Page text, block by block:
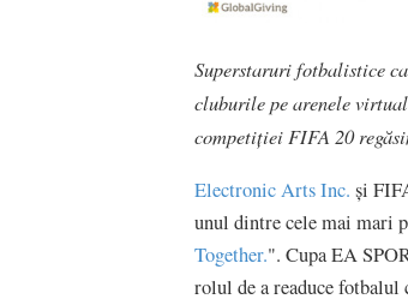
Superstaruri fotbalistice
cluburile pe arenele
competiției FIFA 20
Electronic Arts Inc. și
unul dintre cele mai mari
Together.". Cupa EA
rolul de a readuce